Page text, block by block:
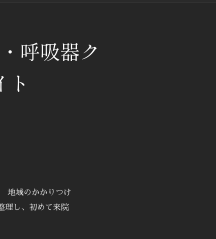
呼吸器ク
地域のかかりつけ
理し、初めて来院